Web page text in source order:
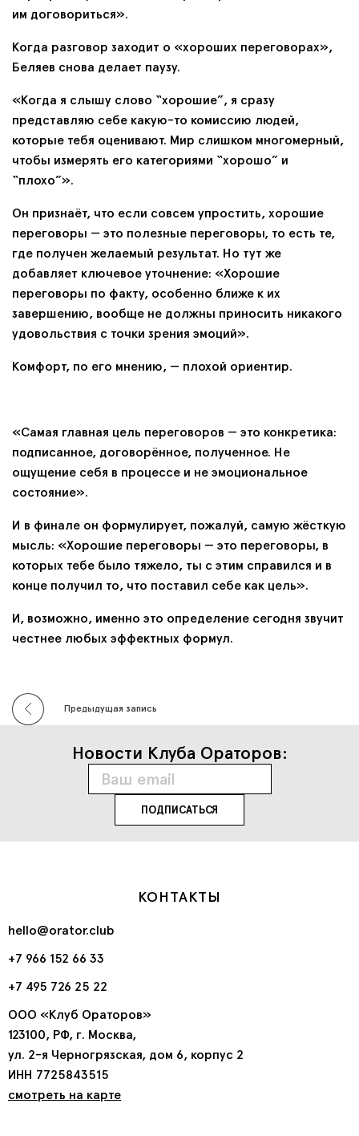
им договориться».
Когда разговор заходит о «хороших переговорах»,
Беляев снова делает паузу.
«Когда я слышу слово “хорошие”, я сразу
представляю себе какую-то комиссию людей,
которые тебя оценивают. Мир слишком многомерный,
чтобы измерять его категориями “хорошо” и
“плохо”».
Он признаёт, что если совсем упростить, хорошие
переговоры — это полезные переговоры, то есть те,
где получен желаемый результат. Но тут же
добавляет ключевое уточнение: «Хорошие
переговоры по факту, особенно ближе к их
завершению, вообще не должны приносить никакого
удовольствия с точки зрения эмоций».
Комфорт, по его мнению, — плохой ориентир.
«Самая главная цель переговоров — это конкретика:
подписанное, договорённое, полученное. Не
ощущение себя в процессе и не эмоциональное
состояние».
И в финале он формулирует, пожалуй, самую жёсткую
мысль: «Хорошие переговоры — это переговоры, в
которых тебе было тяжело, ты с этим справился и в
конце получил то, что поставил себе как цель».
И, возможно, именно это определение сегодня звучит
честнее любых эффектных формул.
Предыдущая запись
Новости Клуба Ораторов:
КОНТАКТЫ
hello@orator.club
+7 966 152 66 33
+7 495 726 25 22
ООО «Клуб Ораторов»
123100, РФ, г. Москва,
ул. 2-я Черногрязская, дом 6, корпус 2
ИНН 7725843515
смотреть на карте